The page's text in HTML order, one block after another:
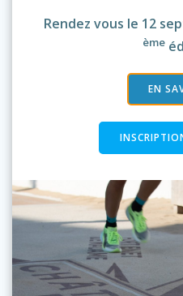
Rendez vous le 12
ème
EN